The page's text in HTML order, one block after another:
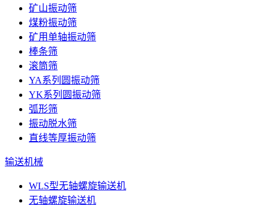
矿山振动筛
煤粉振动筛
矿用单轴振动筛
棒条筛
滚筒筛
YA系列圆振动筛
YK系列圆振动筛
弧形筛
振动脱水筛
直线等厚振动筛
输送机械
WLS型无轴螺旋输送机
无轴螺旋输送机